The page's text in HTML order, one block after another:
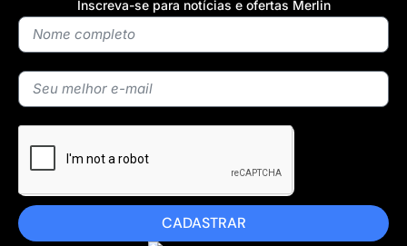
Inscreva-se para notícias e ofertas Merlin
CADASTRAR